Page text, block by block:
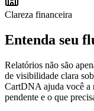
Clareza financeira
Entenda seu
Relatórios não são
de visibilidade clara
CartDNA ajuda você a
pendente e o que